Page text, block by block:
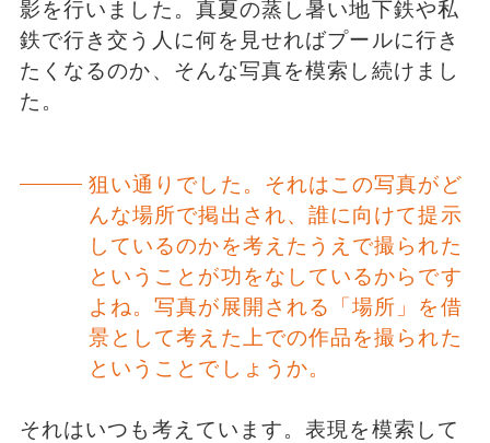
影を行いました。真夏の蒸し暑い地下鉄や私
鉄で行き交う人に何を見せればプールに行き
たくなるのか、そんな写真を模索し続けまし
た。
狙い通りでした。それはこの写真がど
んな場所で掲出され、誰に向けて提示
しているのかを考えたうえで撮られた
ということが功をなしているからです
よね。写真が展開される「場所」を借
景として考えた上での作品を撮られた
ということでしょうか。
それはいつも考えています。表現を模索して